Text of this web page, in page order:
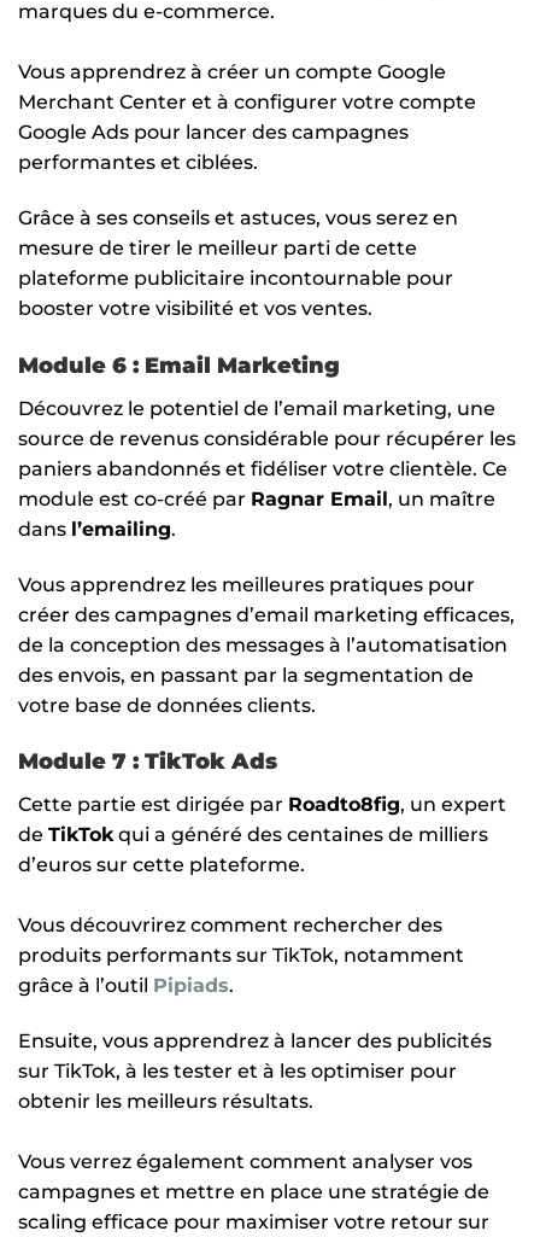
marques du e-commerce.
Vous apprendrez à créer un compte Google
Merchant Center et à configurer votre compte
Google Ads pour lancer des campagnes
performantes et ciblées.
Grâce à ses conseils et astuces, vous serez en
mesure de tirer le meilleur parti de cette
plateforme publicitaire incontournable pour
booster votre visibilité et vos ventes.
Module 6 : Email Marketing
Découvrez le potentiel de l’email marketing, une
source de revenus considérable pour récupérer les
paniers abandonnés et fidéliser votre clientèle. Ce
module est co-créé par Ragnar Email, un maître
dans l’emailing.
Vous apprendrez les meilleures pratiques pour
créer des campagnes d’email marketing efficaces,
de la conception des messages à l’automatisation
des envois, en passant par la segmentation de
votre base de données clients.
Module 7 : TikTok Ads
Cette partie est dirigée par Roadto8fig, un expert
de TikTokqui a généré des centaines de milliers
d’euros sur cette plateforme.
Vous découvrirez comment rechercher des
produits performants sur TikTok, notamment
grâce à l’outil Pipiads.
Ensuite, vous apprendrez à lancer des publicités
sur TikTok, à les tester et à les optimiser pour
obtenir les meilleurs résultats.
Vous verrez également comment analyser vos
campagnes et mettre en place une stratégie de
scaling efficace pour maximiser votre retour sur